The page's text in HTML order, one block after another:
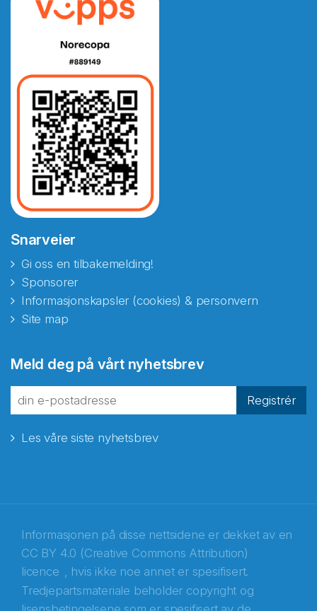
Snarveier
Gi oss en tilbakemelding!
Sponsorer
Informasjonskapsler (cookies) & personvern
Site map
Meld deg på vårt nyhetsbrev
Registrér
Les våre siste nyhetsbrev
Informasjonen på disse nettsidene er dekket av en
CC BY 4.0 (Creative Commons Attribution)
licence , hvis ikke noe annet er spesifisert.
Tredjepartsmateriale beholder copyright og
fra Norecopa